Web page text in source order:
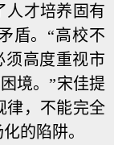
人才培养固有
盾。“高校不
须高度重视市
境。”宋佳提
律，不能完全
的陷阱。